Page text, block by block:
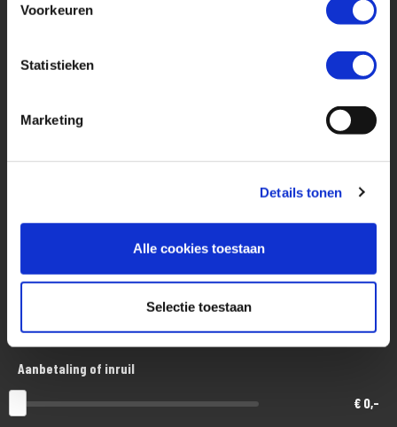
Voorkeuren
Statistieken
Marketing
Details tonen
Alle cookies toestaan
Selectie toestaan
Financier deze Honda
Aanbetaling of inruil
€ 0,-